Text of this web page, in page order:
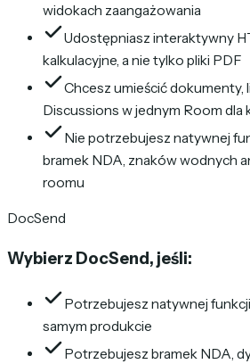
widokach zaangażowania
Udostępniasz interaktywny
kalkulacyjne, a nie tylko pliki PDF
Chcesz umieścić dokumenty,
Discussions w jednym Room dla
Nie potrzebujesz natywnej
bramek NDA, znaków wodnych
roomu
DocSend
Wybierz DocSend, jeśli:
Potrzebujesz natywnej
samym produkcie
Potrzebujesz bramek NDA,